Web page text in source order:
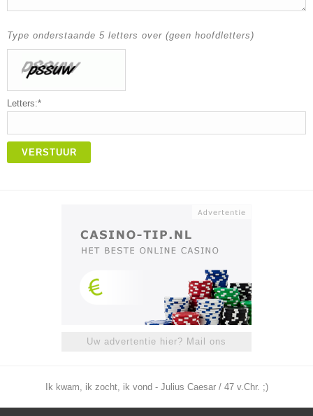
Type onderstaande 5 letters over (geen hoofdletters)
Letters:*
VERSTUUR
Uw advertentie hier? Mail ons
Ik kwam, ik zocht, ik vond - Julius Caesar / 47 v.Chr. ;)